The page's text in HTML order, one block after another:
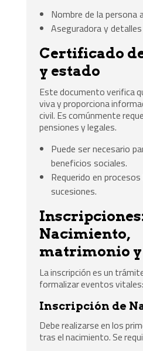
Nombre de la persona
Aseguradora y
Certificado
y estado
Este documento verifica
viva y proporciona
civil. Es comúnmente
pensiones y legales.
Puede ser necesario
beneficios sociales.
Requerido en
sucesiones.
Nacimiento,
matrimonio
La inscripción es un
formalizar eventos vitales:
Inscripción de
Debe realizarse en los
tras el nacimiento. Se